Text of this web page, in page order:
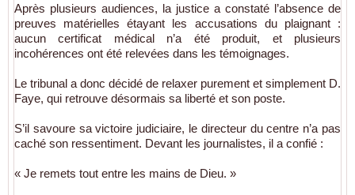
Après plusieurs audiences, la justice a constaté l’absence de
preuves matérielles étayant les accusations du plaignant :
aucun certificat médical n’a été produit, et plusieurs
incohérences ont été relevées dans les témoignages.
Le tribunal a donc décidé de relaxer purement et simplement D.
Faye, qui retrouve désormais sa liberté et son poste.
S’il savoure sa victoire judiciaire, le directeur du centre n’a pas
caché son ressentiment. Devant les journalistes, il a confié :
« Je remets tout entre les mains de Dieu. »